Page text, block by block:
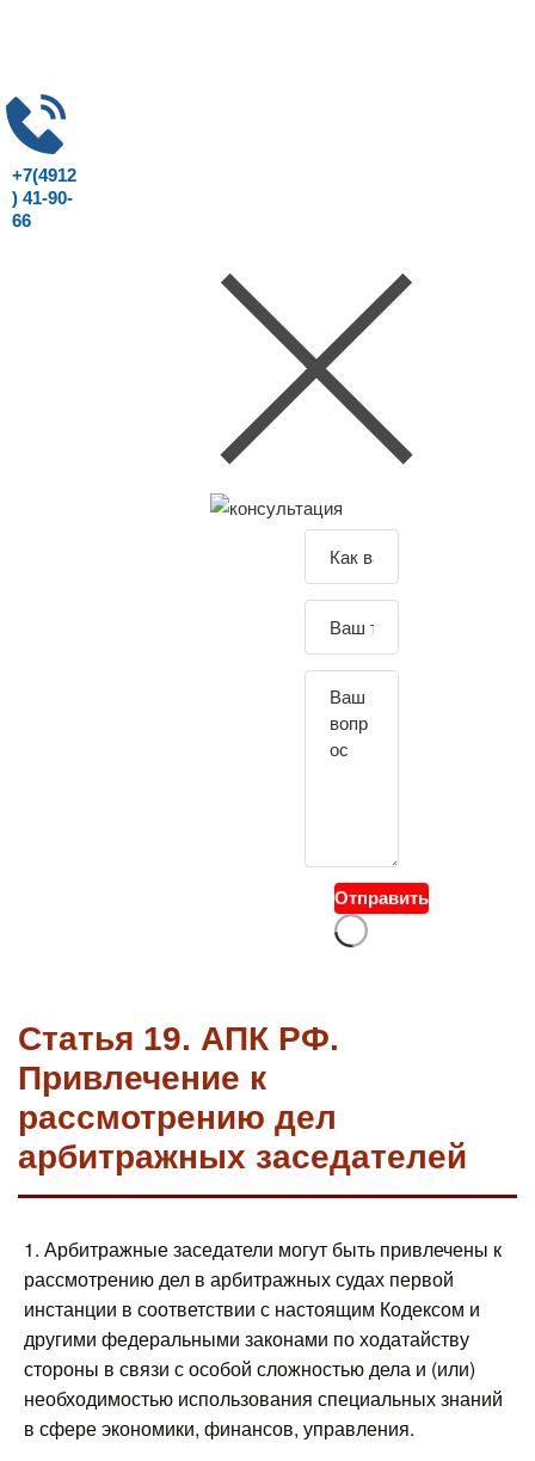
+7(4912
) 41-90-
66
Отправить
Статья 19. АПК РФ.
Привлечение к
рассмотрению дел
арбитражных заседателей
1. Арбитражные заседатели могут быть привлечены к
рассмотрению дел в арбитражных судах первой
инстанции в соответствии с настоящим Кодексом и
другими федеральными законами по ходатайству
стороны в связи с особой сложностью дела и (или)
необходимостью использования специальных знаний
в сфере экономики, финансов, управления.